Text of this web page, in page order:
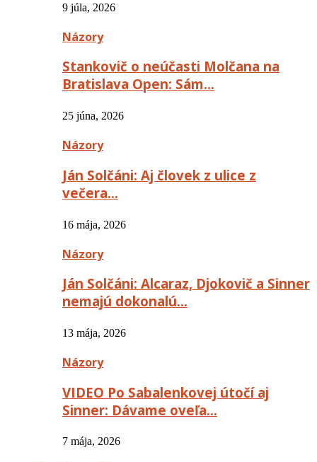
9 júla, 2026
Názory
Stankovič o neúčasti Molčana na
Bratislava Open: Sám…
25 júna, 2026
Názory
Ján Solčáni: Aj človek z ulice z
večera…
16 mája, 2026
Názory
Ján Solčáni: Alcaraz, Djokovič a Sinner
nemajú dokonalú…
13 mája, 2026
Názory
VIDEO Po Sabalenkovej útočí aj
Sinner: Dávame oveľa…
7 mája, 2026